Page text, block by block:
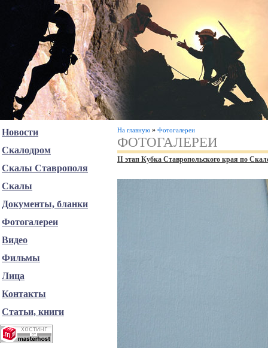
На главную » Фотогалереи
ФОТОГАЛЕРЕИ
II этап Кубка Ставропольского края по
Новости
Скалодром
Скалы Ставрополя
Скалы
Документы, бланки
Фотогалереи
Видео
Фильмы
Лица
Контакты
Статьи, книги